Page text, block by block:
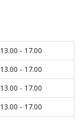
13.00 - 17.00
13.00 - 17.00
13.00 - 17.00
13.00 - 17.00